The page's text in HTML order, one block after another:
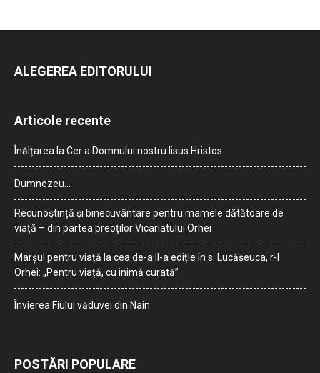
ALEGEREA EDITORULUI
Articole recente
Înălțarea la Cer a Domnului nostru Iisus Hristos
Dumnezeu…
Recunoștință și binecuvântare pentru mamele dătătoare de
viață – din partea preoților Vicariatului Orhei
Marșul pentru viață la cea de-a II-a ediție în s. Lucășeuca, r-l
Orhei: „Pentru viață, cu inimă curată”
Învierea Fiului văduvei din Nain
POSTĂRI POPULARE